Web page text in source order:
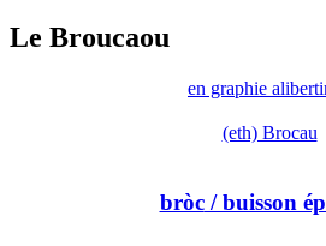
Le Broucaou
en graphie
(eth) Brocau
bròc/ buisson